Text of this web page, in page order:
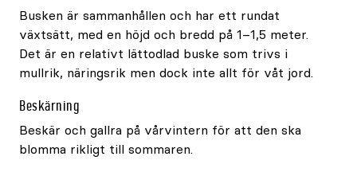
Busken är sammanhållen och har ett rundat
växtsätt, med en höjd och bredd på 1–1,5 meter.
Det är en relativt lättodlad buske som trivs i
mullrik, näringsrik men dock inte allt för våt jord.
Beskärning
Beskär och gallra på vårvintern för att den ska
blomma rikligt till sommaren.